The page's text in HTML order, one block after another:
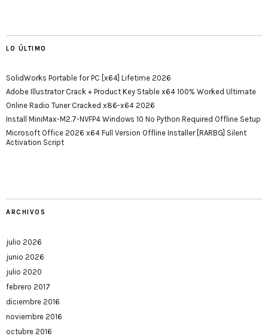
LO ÚLTIMO
SolidWorks Portable for PC [x64] Lifetime 2026
Adobe Illustrator Crack + Product Key Stable x64 100% Worked Ultimate
Online Radio Tuner Cracked x86-x64 2026
Install MiniMax-M2.7-NVFP4 Windows 10 No Python Required Offline Setup
Microsoft Office 2026 x64 Full Version Offline Installer [RARBG] Silent
Activation Script
ARCHIVOS
julio 2026
junio 2026
julio 2020
febrero 2017
diciembre 2016
noviembre 2016
octubre 2016